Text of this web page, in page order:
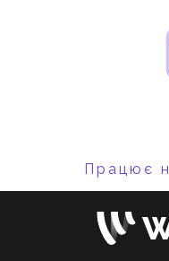
Працює